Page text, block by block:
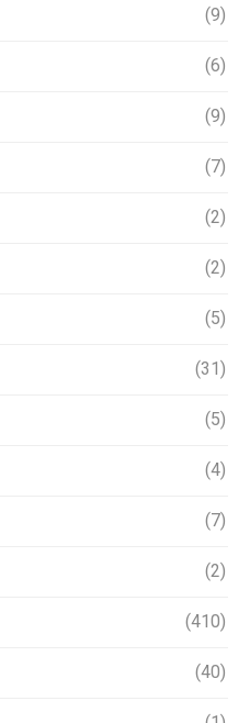
(9)
(6)
(9)
(7)
(2)
(2)
(5)
(31)
(5)
(4)
(7)
(2)
(410)
(40)